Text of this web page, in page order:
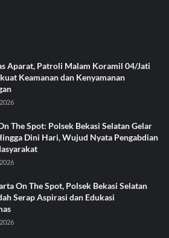
Aparat, Patroli Malam Koramil 04/Jati
Keamanan dan Kenyamanan
The Spot: Polsek Bekasi Selatan Gelar
Dini Hari, Wujud Nyata Pengabdian
On The Spot, Polsek Bekasi Selatan
Serap Aspirasi dan Edukasi